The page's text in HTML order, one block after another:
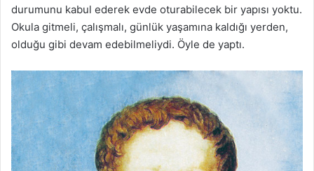
durumunu kabul ederek evde oturabilecek bir yapısı yoktu.
Okula gitmeli, çalışmalı, günlük yaşamına kaldığı yerden,
olduğu gibi devam edebilmeliydi. Öyle de yaptı.